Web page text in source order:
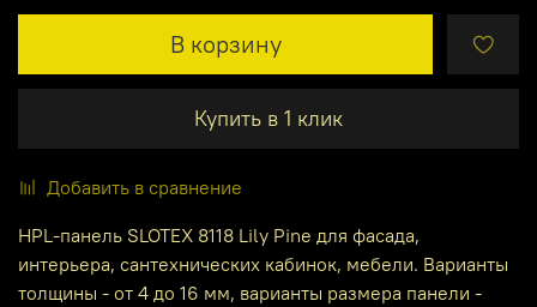
В корзину
Купить в 1 клик
Добавить в сравнение
HPL-панель SLOTEX 8118 Lily Pine для фасада,
интерьера, сантехнических кабинок, мебели. Варианты
толщины - от 4 до 16 мм, варианты размера панели -